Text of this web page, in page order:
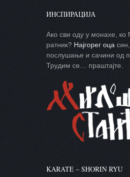
ИНСПИРАЦИЈА
Ако сви оду у монахе, ко
ратник? Најгорег оца
послушање и сачини од
Трудим се… праштајте.
KARATE – SHORIN RYU